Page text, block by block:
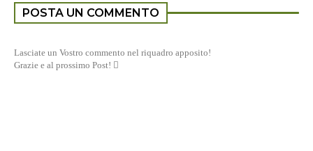
POSTA UN COMMENTO
Lasciate un Vostro commento nel riquadro apposito!
Grazie e al prossimo Post! 